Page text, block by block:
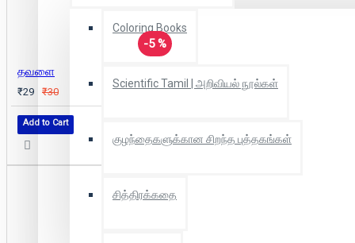
Coloring Books
Scientific Tamil | அறிவியல் நூல்கள்
குழந்தைகளுக்கான சிறந்த புத்தகங்கள்
சித்திரக்கதை
-5 %
தவளை
₹29 ₹30
Add to Cart